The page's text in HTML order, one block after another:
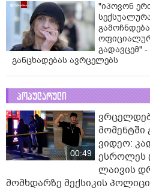
"იპოვონ
გადავცემ" -
განცხადებას ავრცელებს
პოპულარული
00:49
მომენტში
ვიდეო:
ესროლეს
ლაივის
მომხდარზე მექსიკის